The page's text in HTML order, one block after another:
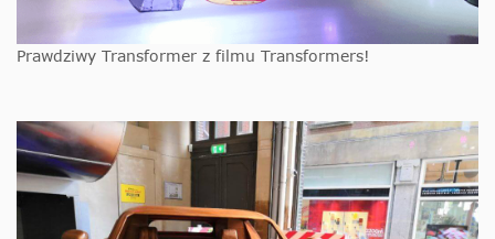
Prawdziwy Transformer z filmu Transformers!